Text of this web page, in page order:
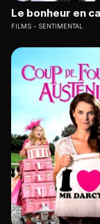
Le bonheur en
FILMS SENTIMENTAL